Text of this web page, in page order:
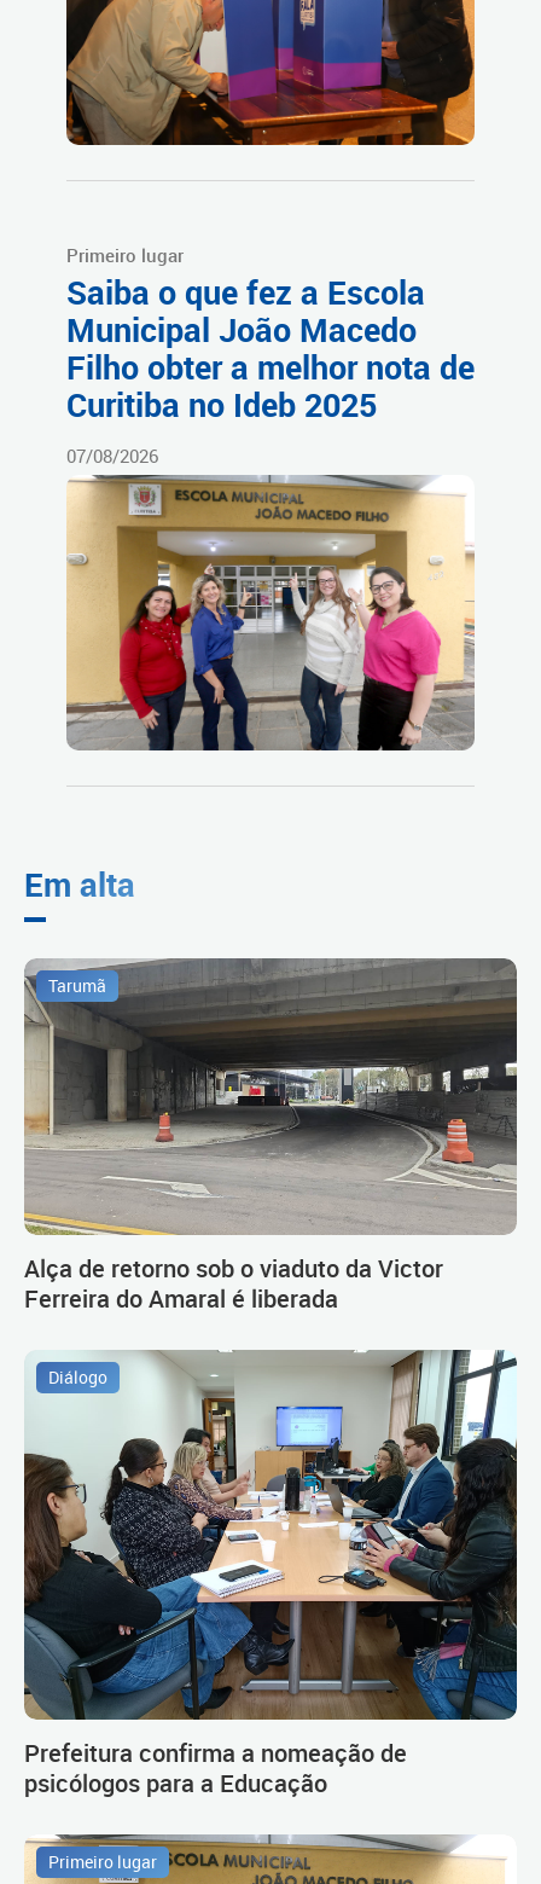
Primeiro lugar
Saiba o que fez a Escola
Municipal João Macedo
Filho obter a melhor nota de
Curitiba no Ideb 2025
07/08/2026
Em alta
Tarumã
Alça de retorno sob o viaduto da Victor
Ferreira do Amaral é liberada
Diálogo
Prefeitura confirma a nomeação de
psicólogos para a Educação
Primeiro lugar